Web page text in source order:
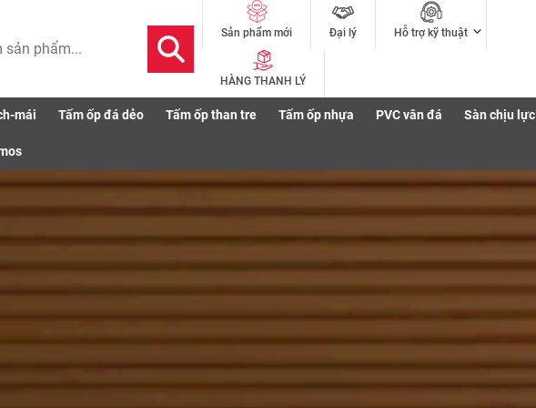
Sản phẩm mới Đại lý Hỗ trợ kỹ thuật
HÀNG THANH LÝ
mái Tấm ốp đá dẻo Tấm ốp than tre Tấm ốp nhựa PVC vân đá Sàn chịu lực
Sản phẩm Báo giá Thi công Cảnh báo an toàn